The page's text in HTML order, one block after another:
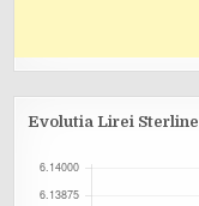
Evolutia Lirei Sterline